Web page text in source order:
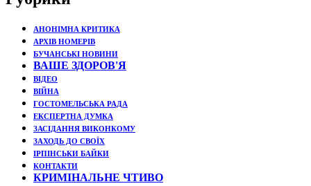
АНОНІМНА КРИТИКА
АРХІВ НОМЕРІВ
БУЧАНСЬКІ НОВИНИ
ВАШЕ ЗДОРОВ'Я
ВІДЕО
ВІЙНА
ГОСТОМЕЛЬСЬКА РАДА
ЕКСПЕРТНА ДУМКА
ЗАСІДАННЯ ВИКОНКОМУ
ЗАХОДЬ ДО СВОЇХ
ІРПІНСЬКИ БАЙКИ
КОНТАКТИ
КРИМІНАЛЬНЕ ЧТИВО